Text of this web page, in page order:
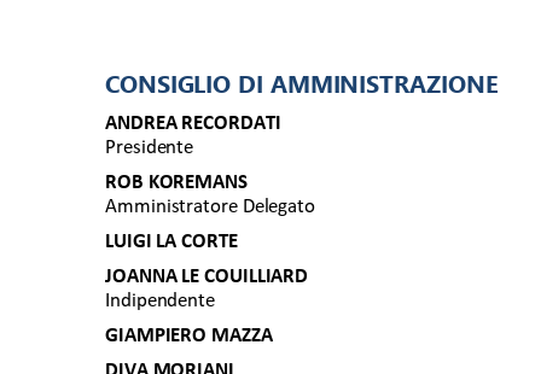
CONSIGLIO DI AMMINISTRAZIONE
ANDREA RECORDATI
Presidente
ROB KOREMANS
Amministratore Delegato
LUIGI LA CORTE
JOANNA LE COUILLIARD
Indipendente
GIAMPIERO MAZZA
DIVA MORIANI